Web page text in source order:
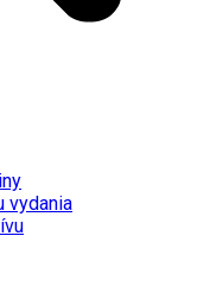
vydania